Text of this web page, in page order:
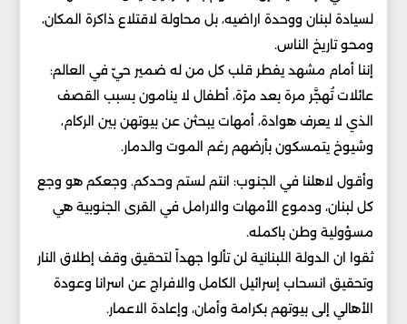
لسيادة لبنان ووحدة اراضيه، بل محاولة لاقتلاع ذاكرة المكان،
ومحو تاريخ الناس.
إننا أمام مشهد يفطر قلب كل من له ضمير حيّ في العالم:
عائلات تُهجَّر مرة بعد مرّة، أطفال لا ينامون بسبب القصف
الذي لا يعرف هوادة، أمهات يبحثن عن بيوتهن بين الركام،
وشيوخ يتمسكون بأرضهم رغم الموت والدمار.
وأقول لاهلنا في الجنوب: انتم لستم وحدكم. وجعكم هو وجع
كل لبنان، ودموع الأمهات والارامل في القرى الجنوبية هي
مسؤولية وطن باكمله.
ثقوا ان الدولة اللبنانية لن تألوا جهداً لتحقيق وقف إطلاق النار
وتحقيق انسحاب إسرائيل الكامل والافراج عن اسرانا وعودة
الأهالي إلى بيوتهم بكرامة وأمان، وإعادة الاعمار.